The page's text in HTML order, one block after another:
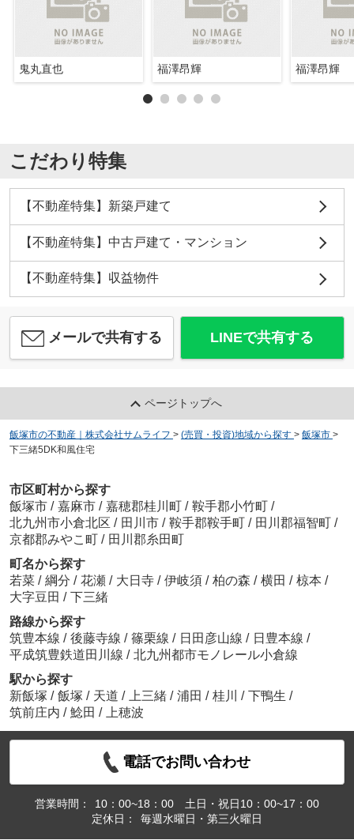
鬼丸直也 福澤昂輝 福澤昂輝
こだわり特集
【不動産特集】新築戸建て
【不動産特集】中古戸建て・マンション
【不動産特集】収益物件
メールで共有する LINEで共有する
ページトップへ
飯塚市の不動産｜株式会社サムライフ > (売買・投資)地域から探す > 飯塚市 >
下三緒5DK和風住宅
市区町村から探す
飯塚市 / 嘉麻市 / 嘉穂郡桂川町 / 鞍手郡小竹町 /
北九州市小倉北区 / 田川市 / 鞍手郡鞍手町 / 田川郡福智町 /
京都郡みやこ町 / 田川郡糸田町
町名から探す
若菜 / 綱分 / 花瀬 / 大日寺 / 伊岐須 / 柏の森 / 横田 / 椋本 /
大字豆田 / 下三緒
路線から探す
筑豊本線 / 後藤寺線 / 篠栗線 / 日田彦山線 / 日豊本線 /
平成筑豊鉄道田川線 / 北九州都市モノレール小倉線
駅から探す
新飯塚 / 飯塚 / 天道 / 上三緒 / 浦田 / 桂川 / 下鴨生 /
筑前庄内 / 鯰田 / 上穂波
電話でお問い合わせ
営業時間：
10：00~18：00 土日・祝日10：00~17：00
定休日：
毎週水曜日・第三火曜日